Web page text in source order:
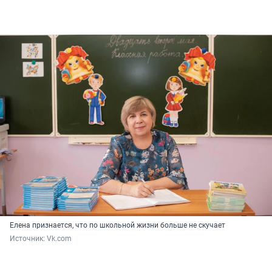
Елена признается, что по школьной жизни больше не скучает
Источник: Vk.com